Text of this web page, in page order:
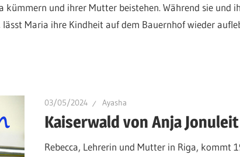
kümmern und ihrer Mutter beistehen. Während sie und
Maria ihre Kindheit auf dem Bauernhof wieder
03/05/2024 Ayasha
Kaiserwald von Anja Jonuleit
Rebecca, Lehrerin und Mutter in Riga, kommt